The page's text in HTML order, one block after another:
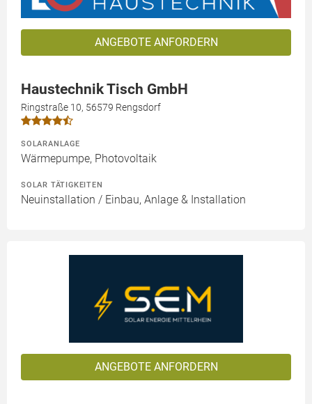
ANGEBOTE ANFORDERN
Haustechnik Tisch GmbH
Ringstraße 10, 56579 Rengsdorf
SOLARANLAGE
Wärmepumpe, Photovoltaik
SOLAR TÄTIGKEITEN
Neuinstallation / Einbau, Anlage & Installation
ANGEBOTE ANFORDERN